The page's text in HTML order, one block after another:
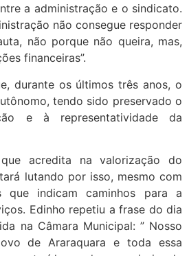
a administração e o sindicato.
não consegue responder
não porque não queira, mas,
financeiras”.
durante os últimos três anos, o
tendo sido preservado o
e à representatividade da
acredita na valorização do
lutando por isso, mesmo com
que indicam caminhos para a
Edinho repetiu a frase do dia
na Câmara Municipal: ” Nosso
de Araraquara e toda essa